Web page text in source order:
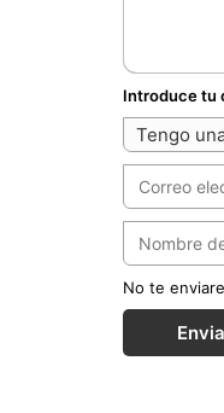
Introduce tu
Tengo
No te